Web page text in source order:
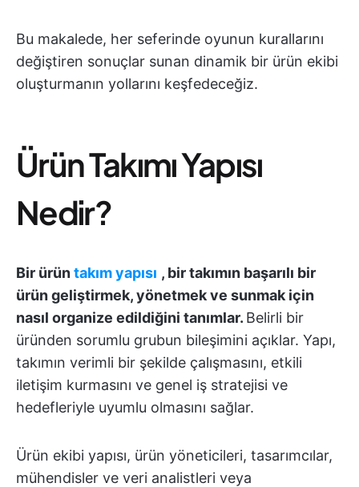
Bu makalede, her seferinde oyunun kurallarını
değiştiren sonuçlar sunan dinamik bir ürün ekibi
oluşturmanın yollarını keşfedeceğiz.
Ürün Takımı Yapısı
Nedir?
Bir ürüntakım yapısı , bir takımın başarılı bir
ürün geliştirmek, yönetmek ve sunmak için
nasıl organize edildiğini tanımlar. Belirli bir
üründen sorumlu grubun bileşimini açıklar. Yapı,
takımın verimli bir şekilde çalışmasını, etkili
iletişim kurmasını ve genel iş stratejisi ve
hedefleriyle uyumlu olmasını sağlar.
Ürün ekibi yapısı, ürün yöneticileri, tasarımcılar,
mühendisler ve veri analistleri veya